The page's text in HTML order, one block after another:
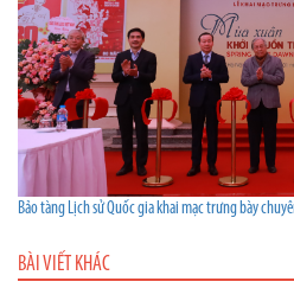
Bảo tàng Lịch sử Quốc gia khai mạc trưng bày
BÀI VIẾT KHÁC